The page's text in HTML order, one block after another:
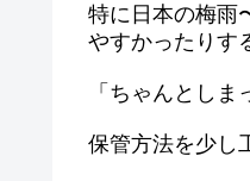
特に日本の梅雨
やすかったりす
「ちゃんとし
保管方法を少し